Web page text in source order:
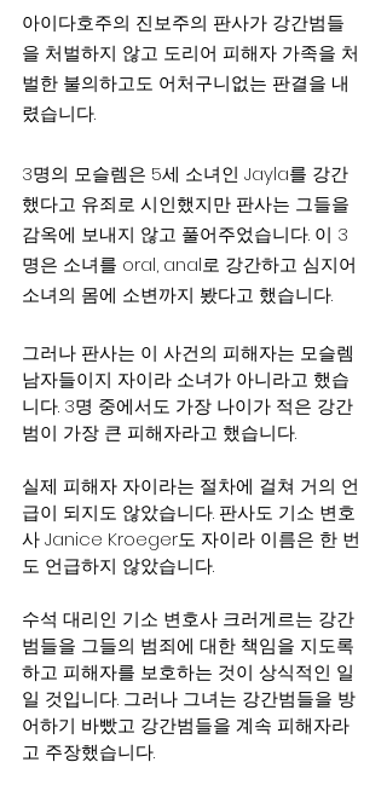
아이다호주의 진보주의 판사가 강간범들
을 처벌하지 않고 도리어 피해자 가족을 처
벌한 불의하고도 어처구니없는 판결을 내
렸습니다.
3명의 모슬렘은 5세 소녀인 Jayla를 강간
했다고 유죄로 시인했지만 판사는 그들을
감옥에 보내지 않고 풀어주었습니다. 이 3
명은 소녀를 oral, anal로 강간하고 심지어
소녀의 몸에 소변까지 봤다고 했습니다.
그러나 판사는 이 사건의 피해자는 모슬렘
남자들이지 자이라 소녀가 아니라고 했습
니다. 3명 중에서도 가장 나이가 적은 강간
범이 가장 큰 피해자라고 했습니다.
실제 피해자 자이라는 절차에 걸쳐 거의 언
급이 되지도 않았습니다. 판사도 기소 변호
사 Janice Kroeger도 자이라 이름은 한 번
도 언급하지 않았습니다.
수석 대리인 기소 변호사 크러게르는 강간
범들을 그들의 범죄에 대한 책임을 지도록
하고 피해자를 보호하는 것이 상식적인 일
일 것입니다. 그러나 그녀는 강간범들을 방
어하기 바빴고 강간범들을 계속 피해자라
고 주장했습니다.